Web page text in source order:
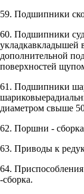
59. Подшипники
60. Подшипники
укладкавкладышей
дополнительной
поверхностей
61. Подшипники
диаметром свыше
62. Поршни -
63. Приводы к
64.
-сборка.